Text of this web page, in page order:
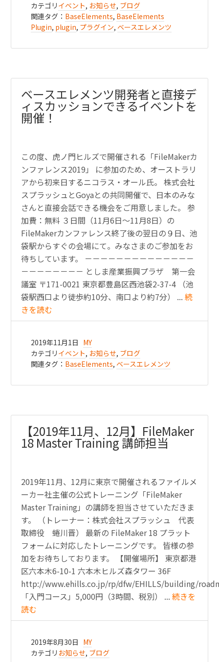
カテゴリ イベント, お知らせ, ブログ
関連タグ： BaseElements, BaseElements
Plugin, plugin, プラグイン, ベースエレメンツ
ベースエレメンツ開発者と直接デ
ィスカッションできるイベントを
開催！
この度、虎ノ門ヒルズで開催される「FileMakerカ
ンファレンス2019」 に参加のため、オーストラリ
アから初来日するニコラス・オール氏。 株式会社
スプラッシュとGoyaとの共同開催で、日本のみな
さんと直接会話できる機会をご用意しました。 参
加費：無料 ３日間（11月6日〜11月8日）の
FileMakerカンファレンス終了後の翌日の９日、池
袋駅からすぐの会場にて。みなさまのご参加をお
待ちしています。 －－－－－－－－－－－－－－
－－－－－－－－ としま産業振興プラザ 第一会
議室 〒171-0021 東京都豊島区西池袋2-37-4 （池
袋駅西口より徒歩約10分、南口より約7分） ...続
きを読む
2019年11月1日 MY
カテゴリ イベント, お知らせ, ブログ
関連タグ： BaseElements, ベースエレメンツ
【2019年11月、12月】FileMaker
18 Master Training 講師担当
2019年11月、12月に東京で開催されるファイルメ
ーカー社主催の公式トレーニング「FileMaker
Master Training」の講師を担当させていただきま
す。 （トレーナー：株式会社スプラッシュ 代表
取締役 蜷川晋） 最新の FileMaker 18 プラット
フォームに対応したトレーニングです。 皆様の参
加をお待ちしております。 【開催場所】 東京都港
区六本木6-10-1 六本木ヒルズ森タワー 36F
http://www.ehills.co.jp/rp/dfw/EHILLS/building/
「入門コース」5,000円（3時間、税別） ...続きを
読む
2019年8月30日 MY
カテゴリ お知らせ, ブログ